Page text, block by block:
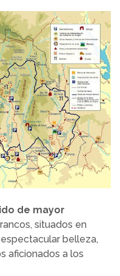
de mayor
situados en
belleza,
aficionados a los